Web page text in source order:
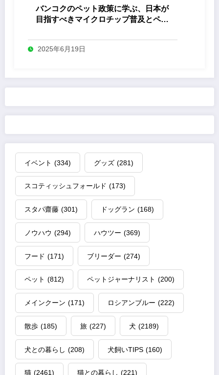
バンコクのペット政策に学ぶ、日本が
目指すべきマイクロチップ普及とペッ
2025年6月19日
イベント (334) グッズ (281)
スコティッシュフォールド (173)
スタパ齋藤 (301) ドッグラン (168)
ノウハウ (294) ハウツー (369)
フード (171) ブリーダー (274)
ペット (812) ペットジャーナリスト (200)
メインクーン (171) ロシアンブルー (222)
散歩 (185) 旅 (227) 犬 (2189)
犬との暮らし (208) 犬飼いTIPS (160)
猫 (2461) 猫との暮らし (221)